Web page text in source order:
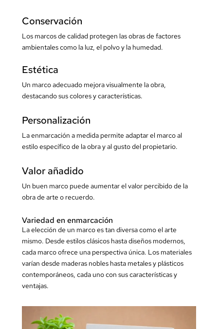
Conservación
Los marcos de calidad protegen las obras de factores
ambientales como la luz, el polvo y la humedad.
Estética
Un marco adecuado mejora visualmente la obra,
destacando sus colores y características.
Personalización
La enmarcación a medida permite adaptar el marco al
estilo específico de la obra y al gusto del propietario.
Valor añadido
Un buen marco puede aumentar el valor percibido de la
obra de arte o recuerdo.
Variedad en enmarcación
La elección de un marco es tan diversa como el arte
mismo. Desde estilos clásicos hasta diseños modernos,
cada marco ofrece una perspectiva única. Los materiales
varían desde maderas nobles hasta metales y plásticos
contemporáneos, cada uno con sus características y
ventajas.